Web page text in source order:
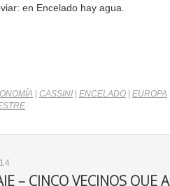
en Encelado hay agua.
CASSINI ENCELADO EUROPA
– CINCO VECINOS QUE